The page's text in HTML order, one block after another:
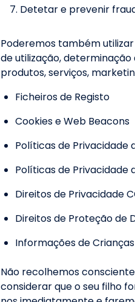
Detetar e prevenir
Poderemos também
de utilização,
produtos, serviços,
Ficheiros de Registo
Cookies e Web Beacons
Políticas de Privacidade
Políticas de Privacidade
Direitos de Privacidade
Direitos de Proteção de
Informações de Crianças
Não recolhemos
considerar que o seu filho